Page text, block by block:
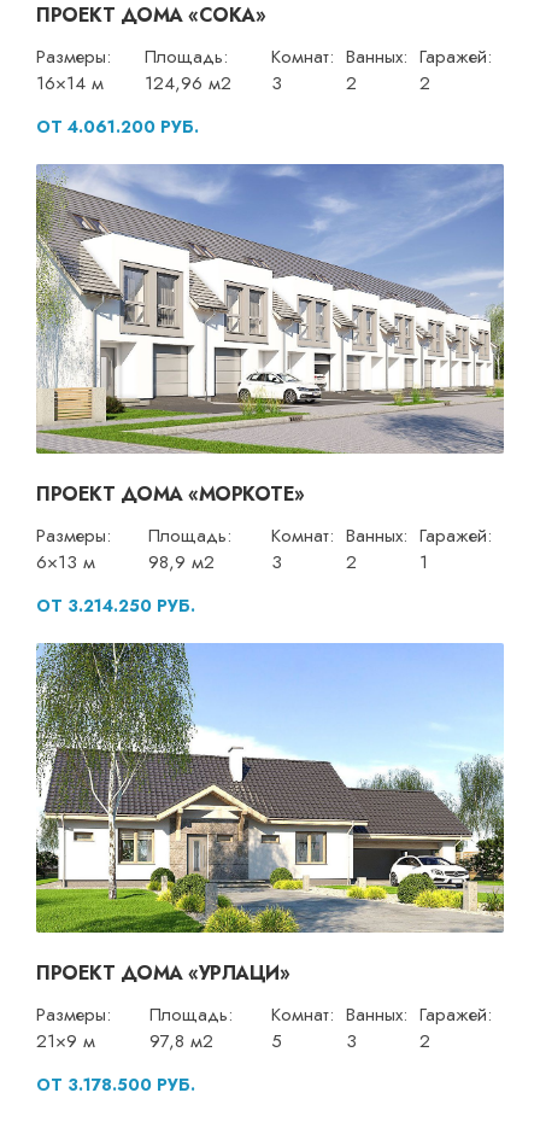
ПРОЕКТ ДОМА «СОКА»
Размеры:
16×14 м
Площадь:
124,96 м2
Комнат:
3
Ванных:
2
Гаражей:
2
ОТ 4.061.200 РУБ.
ПРОЕКТ ДОМА «МОРКОТЕ»
Размеры:
6×13 м
Площадь:
98,9 м2
Комнат:
3
Ванных:
2
Гаражей:
1
ОТ 3.214.250 РУБ.
ПРОЕКТ ДОМА «УРЛАЦИ»
Размеры:
21×9 м
Площадь:
97,8 м2
Комнат:
5
Ванных:
3
Гаражей:
2
ОТ 3.178.500 РУБ.